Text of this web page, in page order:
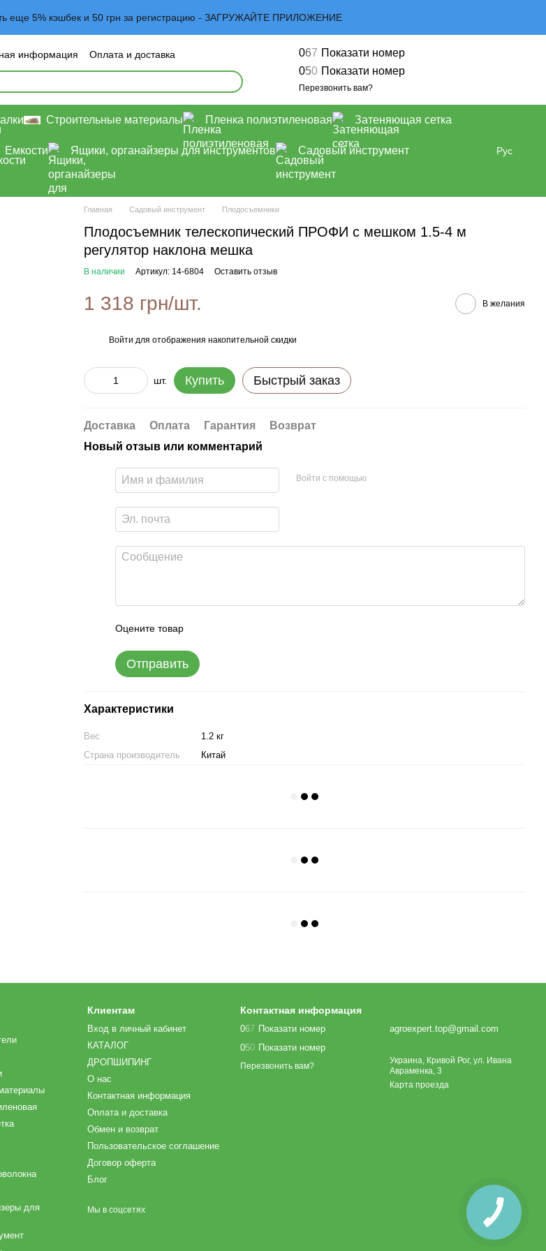
еще 5% кэшбек и 50 грн за регистрацию - ЗАГРУЖАЙТЕ ПРИЛОЖЕНИЕ
информация
Оплата и доставка
Договор оферта Блог
067 Показати номер
050 Показати номер
Перезвонить вам?
Строительные материалы Пленка полиэтиленовая Затеняющая сетка
Емкости Ящики, органайзеры для инструментов Садовый инструмент Рус
Главная Садовый инструмент Плодосъемники
Плодосъемник телескопический ПРОФИ с мешком 1.5-4 м
регулятор наклона мешка
В наличии Артикул: 14-6804 Оставить отзыв
1 318 грн/шт. В желания
Войти для отображения накопительной скидки
шт. Купить Быстрый заказ
Доставка Оплата Гарантия
Возврат
Новый отзыв или комментарий
Войти с помощью
Оцените товар
Отправить
Характеристики
Вес
1.2 кг
Страна производитель
Китай
для
Клиентам
Вход в личный кабинет
КАТАЛОГ
ДРОПШИПИНГ
О нас
Контактная информация
Оплата и доставка
Обмен и возврат
Пользовательское соглашение
Договор оферта
Блог
Мы в соцсетях
Контактная информация
067 Показати номер
050 Показати номер
Перезвонить вам?
agroexpert.top@gmail.com
Украина, Кривой Рог, ул. Ивана
Авраменка, 3
Карта проезда